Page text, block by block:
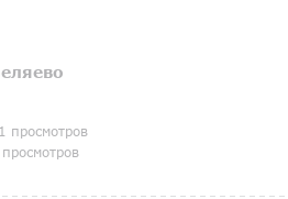
просмотров